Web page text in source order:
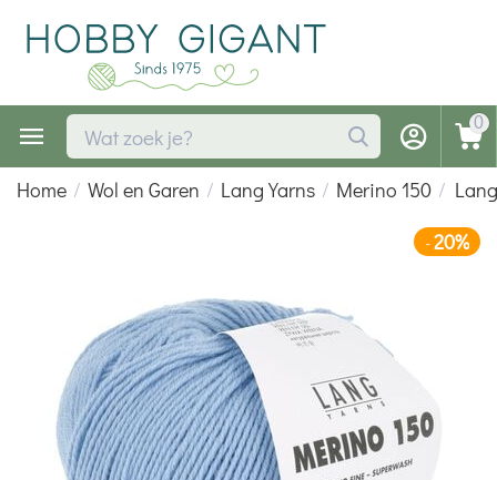
0
Home / Wol en Garen / Lang Yarns / Merino 150 /
-20%